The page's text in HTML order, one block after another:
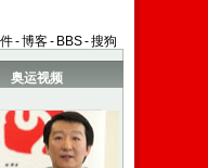
-博客- BBS-搜狗
奥运视频